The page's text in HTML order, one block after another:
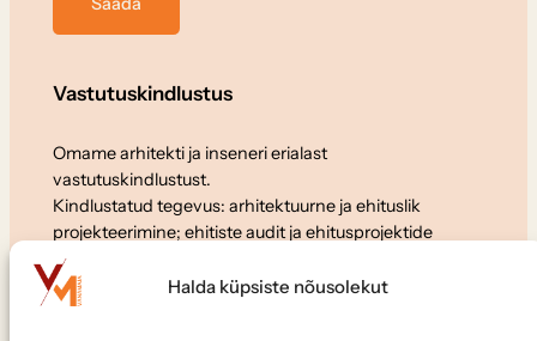
Halda küpsiste nõusolekut
Vastutuskindlustus
Omame arhitekti ja inseneri erialast
vastutuskindlustust.
Kindlustatud tegevus: arhitektuurne ja ehituslik
projekteerimine; ehitiste audit ja ehitusprojektide
ekspertiis.